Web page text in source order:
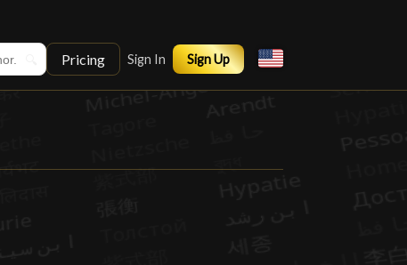
Pricing Sign In Sign Up